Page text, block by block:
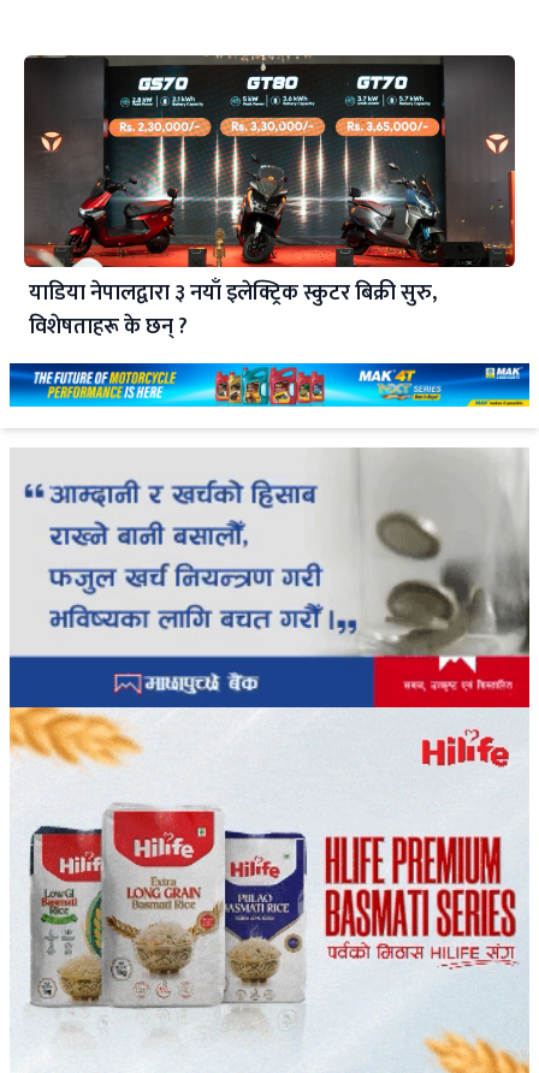
याडिया नेपालद्वारा ३ नयाँ इलेक्ट्रिक स्कुटर बिक्री सुरु,
विशेषताहरू के छन् ?